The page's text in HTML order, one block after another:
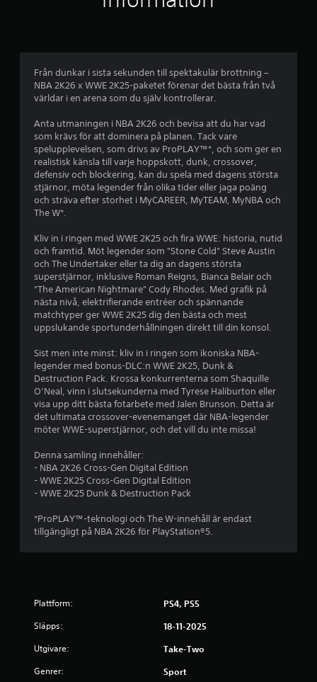
t
b
t
y
g
p
3
.
2
s
t
j
Från dunkar i sista sekunden till spektakulär brottning –
NBA 2K26 x WWE 2K25-paketet förenar det bästa från två
världar i en arena som du själv kontrollerar.
Anta utmaningen i NBA 2K26 och bevisa att du har vad
som krävs för att dominera på planen. Tack vare
spelupplevelsen, som drivs av ProPLAY™*, och som ger en
realistisk känsla till varje hoppskott, dunk, crossover,
defensiv och blockering, kan du spela med dagens största
stjärnor, möta legender från olika tider eller jaga poäng
och sträva efter storhet i MyCAREER, MyTEAM, MyNBA och
The W*.
Kliv in i ringen med WWE 2K25 och fira WWE: historia, nutid
och framtid. Möt legender som "Stone Cold" Steve Austin
och The Undertaker eller ta dig an dagens största
superstjärnor, inklusive Roman Reigns, Bianca Belair och
"The American Nightmare" Cody Rhodes. Med grafik på
nästa nivå, elektrifierande entréer och spännande
matchtyper ger WWE 2K25 dig den bästa och mest
uppslukande sportunderhållningen direkt till din konsol.
Sist men inte minst: kliv in i ringen som ikoniska NBA-
legender med bonus-DLC:n WWE 2K25, Dunk &
Destruction Pack. Krossa konkurrenterna som Shaquille
O’Neal, vinn i slutsekunderna med Tyrese Haliburton eller
visa upp ditt bästa fotarbete med Jalen Brunson. Detta är
det ultimata crossover-evenemanget där NBA-legender
möter WWE-superstjärnor, och det vill du inte missa!
Denna samling innehåller:
- NBA 2K26 Cross-Gen Digital Edition
- WWE 2K25 Cross-Gen Digital Edition
- WWE 2K25 Dunk & Destruction Pack
*ProPLAY™-teknologi och The W-innehåll är endast
tillgängligt på NBA 2K26 för PlayStation®5.
Plattform: PS4, PS5
Släpps: 18-11-2025
Utgivare: Take-Two
Genrer: Sport